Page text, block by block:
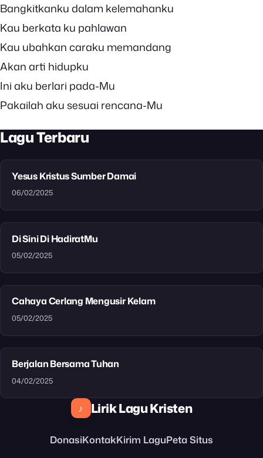
Bangkitkanku dalam kelemahanku
Kau berkata ku pahlawan
Kau ubahkan caraku memandang
Akan arti hidupku
Ini aku berlari pada-Mu
Pakailah aku sesuai rencana-Mu
Lagu Terbaru
Yesus Kristus Sumber Damai
06/02/2025
Di Sini Di HadiratMu
05/02/2025
Cahaya Cerlang Mengusir Kelam
05/02/2025
Berjalan Bersama Tuhan
04/02/2025
♪ Lirik Lagu Kristen
DonasiKontakKirim LaguPeta Situs